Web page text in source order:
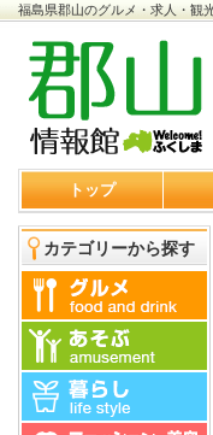
福島県郡山のグルメ・求人・観
トップ
カテゴリーから探す